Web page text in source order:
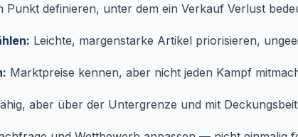
Punkt definieren, unter dem ein Verkauf Verlust
Leichte, margenstarke Artikel priorisieren,
Marktpreise kennen, aber nicht jeden Kampf
aber über der Untergrenze und mit